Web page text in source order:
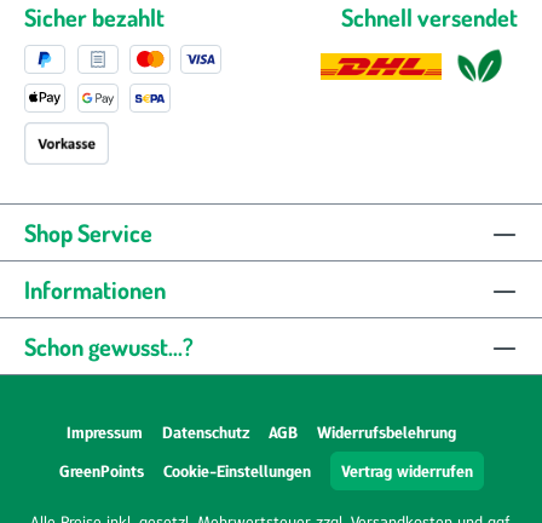
Sicher bezahlt Schnell versendet
Shop Service
Informationen
Schon gewusst...?
Impressum Datenschutz AGB
Widerrufsbelehrung
GreenPoints
Cookie-Einstellungen Vertrag widerrufen